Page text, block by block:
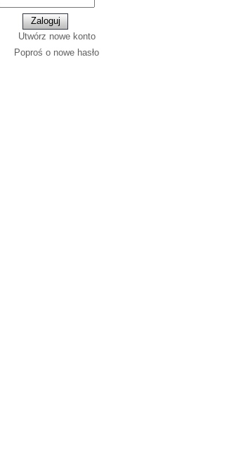
Utwórz nowe konto
Poproś o nowe hasło